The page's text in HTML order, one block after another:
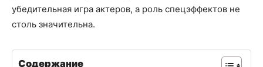
убедительная игра актеров, а роль спецэффектов не
столь значительна.
Содержание